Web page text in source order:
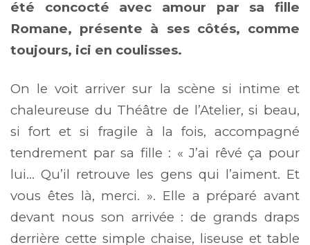
été concocté avec amour par sa fille
Romane, présente à ses côtés, comme
toujours, ici en coulisses.
On le voit arriver sur la scène si intime et
chaleureuse du Théâtre de l’Atelier, si beau,
si fort et si fragile à la fois, accompagné
tendrement par sa fille : « J’ai rêvé ça pour
lui… Qu’il retrouve les gens qui l’aiment. Et
vous êtes là, merci. ». Elle a préparé avant
devant nous son arrivée : de grands draps
derrière cette simple chaise, liseuse et table